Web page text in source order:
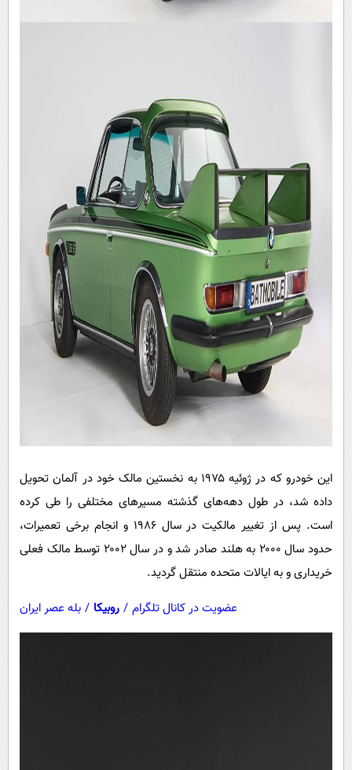
این خودرو که در ژوئیه ۱۹۷۵ به نخستین مالک خود در آلمان تحویل
داده شد، در طول دهه‌های گذشته مسیرهای مختلفی را طی کرده
است. پس از تغییر مالکیت در سال ۱۹۸۶ و انجام برخی تعمیرات،
حدود سال ۲۰۰۰ به هلند صادر شد و در سال ۲۰۰۲ توسط مالک فعلی
خریداری و به ایالات متحده منتقل گردید.
عضویت در کانال تلگرام / روبیکا / بله عصر ایران